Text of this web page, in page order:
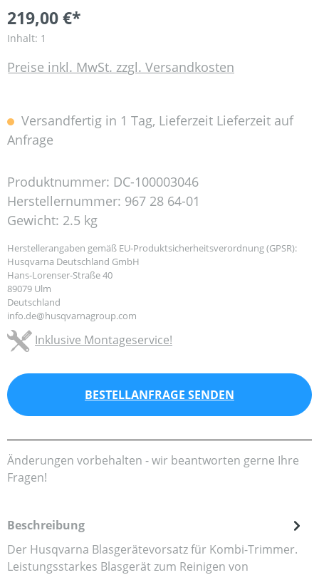
219,00 €*
Inhalt: 1
Preise inkl. MwSt. zzgl. Versandkosten
Versandfertig in 1 Tag, Lieferzeit Lieferzeit auf
Anfrage
Produktnummer: DC-100003046
Herstellernummer: 967 28 64-01
Gewicht: 2.5 kg
Herstellerangaben gemäß EU-Produktsicherheitsverordnung (GPSR):
Husqvarna Deutschland GmbH
Hans-Lorenser-Straße 40
89079 Ulm
Deutschland
info.de@husqvarnagroup.com
Inklusive Montageservice!
BESTELLANFRAGE SENDEN
Änderungen vorbehalten - wir beantworten gerne Ihre
Fragen!
Beschreibung
Der Husqvarna Blasgerätevorsatz für Kombi-Trimmer.
Leistungsstarkes Blasgerät zum Reinigen von